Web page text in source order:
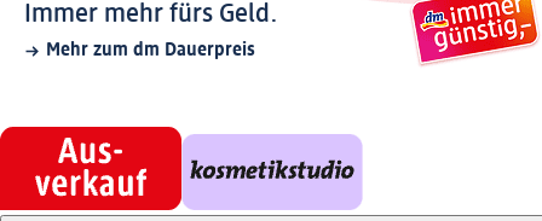
Immer mehr fürs Geld.
Mehr zum dm Dauerpreis